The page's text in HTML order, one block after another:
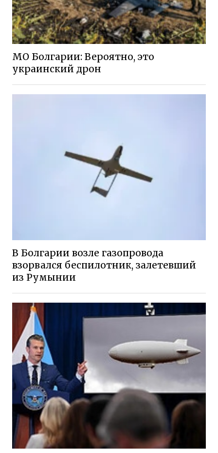
МО Болгарии: Вероятно, это
украинский дрон
В Болгарии возле газопровода
взорвался беспилотник, залетевший
из Румынии